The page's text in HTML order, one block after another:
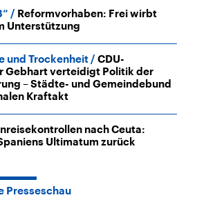
„Moment mal“
überprüfen wir virale
Behauptungen auf ihren
Wahrheitsgehalt. Woher
kommt eine Aussage?
Was ist falsch, was
stimmt? Was kann belegt
werden – und was ist
eine Lüge? Kurz.
Einordnend.
Transparent.
Friedrich
eine
Reformvorhaben: Frei wirbt
Unterstützung
und Trockenheit
CDU-
Gebhart verteidigt Politik der
– Städte- und Gemeindebund
Kraftakt
nach Ceuta:
Ultimatum zurück
Presseschau